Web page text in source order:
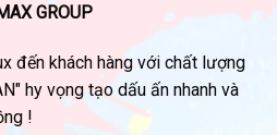
GROUP
đến khách hàng với chất lượng
hy vọng tạo dấu ấn nhanh và
!